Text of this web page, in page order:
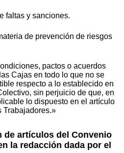
faltas y sanciones.
de prevención de riesgos
pactos o acuerdos
Cajas en todo lo que no se
respecto a lo establecido en
sin perjuicio de que, en
lo dispuesto en el artículo
Trabajadores.»
artículos del Convenio
la redacción dada por el